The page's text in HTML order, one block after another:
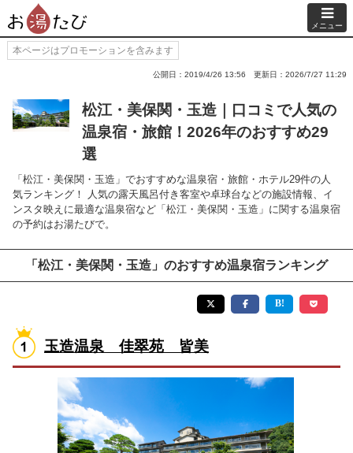
メニュー
本ページはプロモーションを含みます
公開日：2019/4/26 13:56 更新日：2026/7/27 11:29
松江・美保関・玉造｜口コミで人気の
温泉宿・旅館！2026年のおすすめ29
選
「松江・美保関・玉造」でおすすめな温泉宿・旅館・ホテル29件の人
気ランキング！ 人気の露天風呂付き客室や卓球台などの施設情報、イ
ンスタ映えに最適な温泉宿など「松江・美保関・玉造」に関する温泉宿
の予約はお湯たびで。
「松江・美保関・玉造」のおすすめ温泉宿ランキング
玉造温泉 佳翠苑 皆美